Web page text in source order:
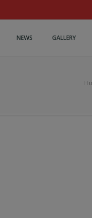
NEWS GALLERY